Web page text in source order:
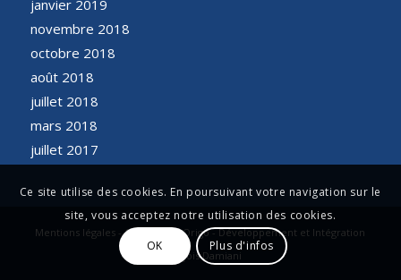
janvier 2019
novembre 2018
octobre 2018
août 2018
juillet 2018
mars 2018
juillet 2017
Mentions légales - Conception Origo - Développement et Intégration
François Damiani
Ce site utilise des cookies. En poursuivant votre navigation sur le
site, vous acceptez notre utilisation des cookies.
OK Plus d'infos